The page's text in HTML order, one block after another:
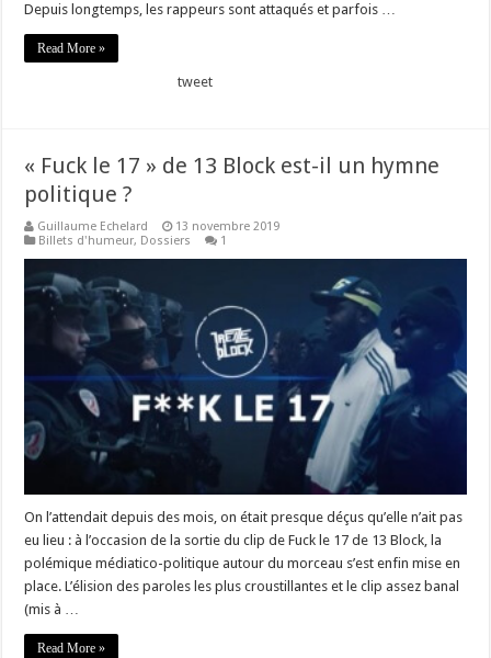
Depuis longtemps, les rappeurs sont attaqués et parfois …
Read More »
tweet
« Fuck le 17 » de 13 Block est-il un hymne
politique ?
Guillaume Echelard
13 novembre 2019
Billets d'humeur, Dossiers 1
On l’attendait depuis des mois, on était presque déçus qu’elle n’ait pas
eu lieu : à l’occasion de la sortie du clip de Fuck le 17 de 13 Block, la
polémique médiatico-politique autour du morceau s’est enfin mise en
place. L’élision des paroles les plus croustillantes et le clip assez banal
(mis à …
Read More »